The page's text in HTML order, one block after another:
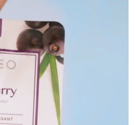
Consegna stimata
Consegna stimata
Consegna stimata